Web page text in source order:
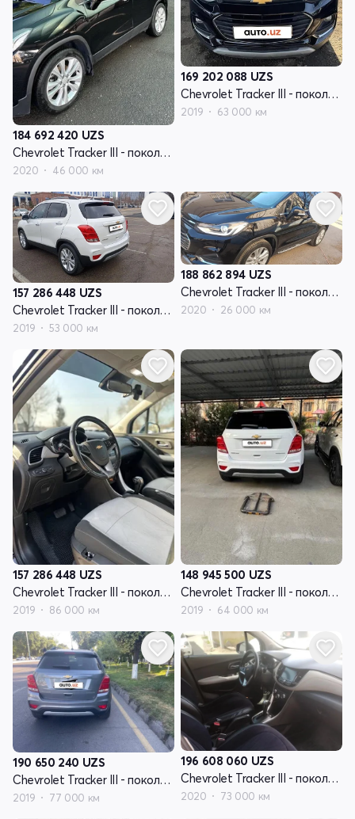
184 692 420 UZS
Chevrolet Tracker III - поколение рестайлинг
2020 46 000 км
169 202 088 UZS
Chevrolet Tracker III - поколение рестайлинг
2019 63 000 км
157 286 448 UZS
Chevrolet Tracker III - поколение рестайлинг
2019 53 000 км
188 862 894 UZS
Chevrolet Tracker III - поколение рестайлинг
2020 26 000 км
157 286 448 UZS
Chevrolet Tracker III - поколение рестайлинг
2019 86 000 км
148 945 500 UZS
Chevrolet Tracker III - поколение рестайлинг
2019 64 000 км
190 650 240 UZS
Chevrolet Tracker III - поколение рестайлинг
2019 77 000 км
196 608 060 UZS
Chevrolet Tracker III - поколение рестайлинг
2020 73 000 км